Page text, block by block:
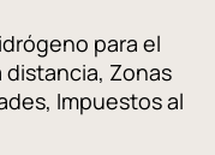
para el
Zonas
Impuestos al